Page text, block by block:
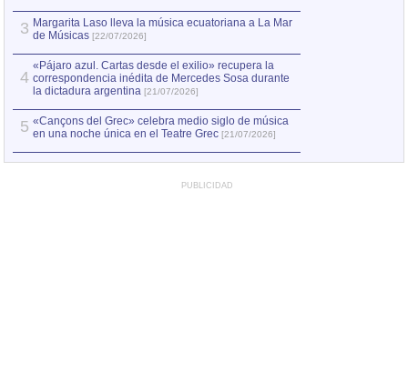
3 Margarita Laso lleva la música ecuatoriana a La Mar
de Músicas [22/07/2026]
4
«Pájaro azul. Cartas desde el exilio» recupera la
correspondencia inédita de Mercedes Sosa durante
la dictadura argentina [21/07/2026]
5 «Cançons del Grec» celebra medio siglo de música
en una noche única en el Teatre Grec [21/07/2026]
PUBLICIDAD